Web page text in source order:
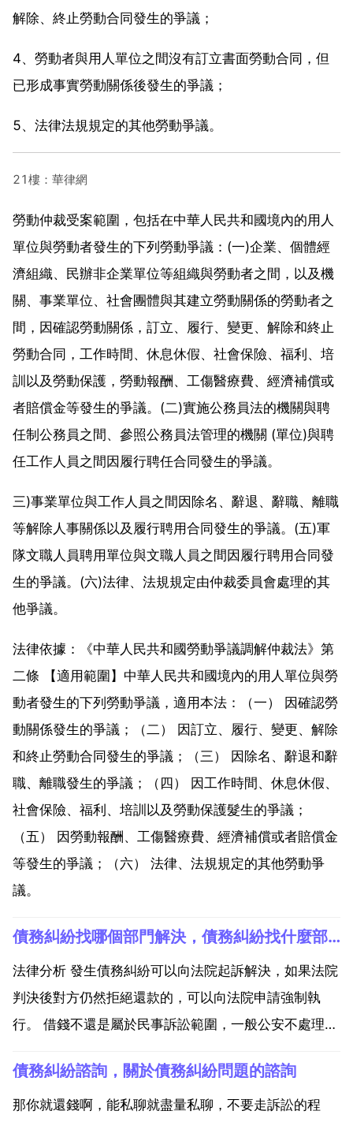
解除、終止勞動合同發生的爭議；
4、勞動者與用人單位之間沒有訂立書面勞動合同，但
已形成事實勞動關係後發生的爭議；
5、法律法規規定的其他勞動爭議。
21樓：華律網
勞動仲裁受案範圍，包括在中華人民共和國境內的用人
單位與勞動者發生的下列勞動爭議：(一)企業、個體經
濟組織、民辦非企業單位等組織與勞動者之間，以及機
關、事業單位、社會團體與其建立勞動關係的勞動者之
間，因確認勞動關係，訂立、履行、變更、解除和終止
勞動合同，工作時間、休息休假、社會保險、福利、培
訓以及勞動保護，勞動報酬、工傷醫療費、經濟補償或
者賠償金等發生的爭議。(二)實施公務員法的機關與聘
任制公務員之間、參照公務員法管理的機關 (單位)與聘
任工作人員之間因履行聘任合同發生的爭議。
三)事業單位與工作人員之間因除名、辭退、辭職、離職
等解除人事關係以及履行聘用合同發生的爭議。(五)軍
隊文職人員聘用單位與文職人員之間因履行聘用合同發
生的爭議。(六)法律、法規規定由仲裁委員會處理的其
他爭議。
法律依據：《中華人民共和國勞動爭議調解仲裁法》第
二條 【適用範圍】中華人民共和國境內的用人單位與勞
動者發生的下列勞動爭議，適用本法：（一） 因確認勞
動關係發生的爭議；（二） 因訂立、履行、變更、解除
和終止勞動合同發生的爭議；（三） 因除名、辭退和辭
職、離職發生的爭議；（四） 因工作時間、休息休假、
社會保險、福利、培訓以及勞動保護髮生的爭議；
（五） 因勞動報酬、工傷醫療費、經濟補償或者賠償金
等發生的爭議；（六） 法律、法規規定的其他勞動爭
議。
債務糾紛找哪個部門解決，債務糾紛找什麼部門處理
法律分析 發生債務糾紛可以向法院起訴解決，如果法院
判決後對方仍然拒絕還款的，可以向法院申請強制執
行。 借錢不還是屬於民事訴訟範圍，一般公安不處理，
欠款追討有很仿襲拿多途徑，比如與對方進行協商，要
求支付，協商是做禪吵好的辦法。 如果協商不成，可以
債務糾紛諮詢，關於債務糾紛問題的諮詢
那你就還錢啊，能私聊就盡量私聊，不要走訴訟的程